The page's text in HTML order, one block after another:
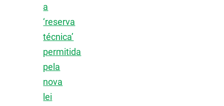
a
‘reserva
técnica’
permitida
pela
nova
lei